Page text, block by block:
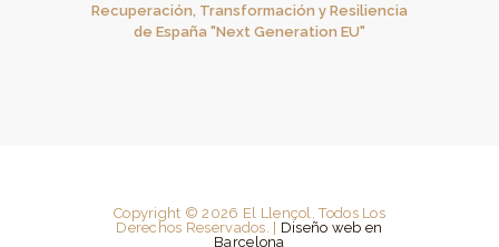
Recuperación, Transformación y Resiliencia
de España "Next Generation EU"
Copyright © 2026 El Llençol. Todos Los
Derechos Reservados. | Diseño web en
Barcelona